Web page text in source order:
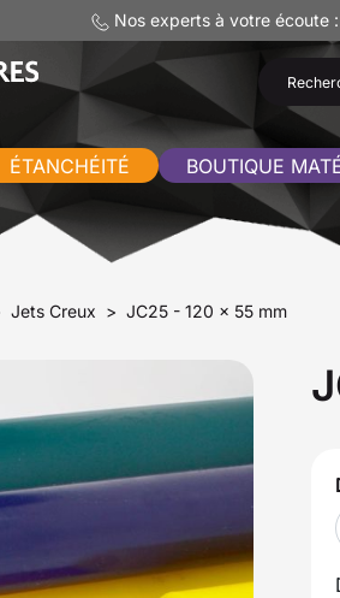
Nos experts à votre écoute :
ÉTANCHÉITÉ BOUTIQUE
Jets Creux JC25 - 120 x 55 mm